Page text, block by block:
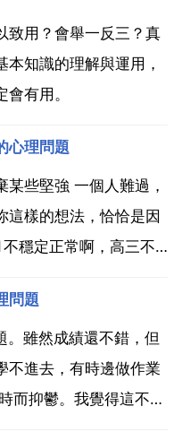
致用？會舉一反三？真
知識的理解與運用，
有用。
心理問題
些堅強 一個人難過，
這樣的想法，恰恰是因
穩定正常啊，高三不
求你對做對的題進行
就重複訓練，變成一定
問題
。雖然成績還不錯，但
不進去，有時邊做作業
而抑鬱。我覺得這不是